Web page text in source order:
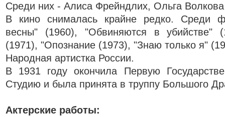
Среди них - Алиса Фрейндлих, Ольга Волкова
В кино снималась крайне редко. Среди
весны" (1960), "Обвиняются в убийстве"
(1971), "Опознание (1973), "Знаю только я"
Народная артистка России.
В 1931 году окончила Первую
Студию и была принята в труппу Большого
Актерские работы: